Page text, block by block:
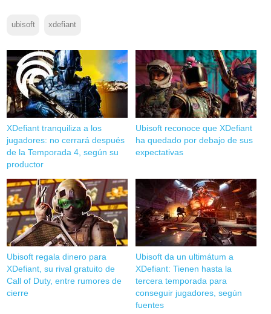
ubisoft xdefiant
XDefiant tranquiliza a los
jugadores: no cerrará después
de la Temporada 4, según su
productor
Ubisoft reconoce que XDefiant
ha quedado por debajo de sus
expectativas
Ubisoft regala dinero para
XDefiant, su rival gratuito de
Call of Duty, entre rumores de
cierre
Ubisoft da un ultimátum a
XDefiant: Tienen hasta la
tercera temporada para
conseguir jugadores, según
fuentes